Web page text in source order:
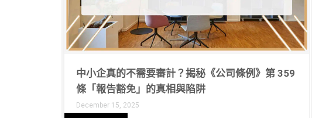
中小企真的不需要審計？揭秘《公司條例》第 359
條「報告豁免」的真相與陷阱
December 15, 2025